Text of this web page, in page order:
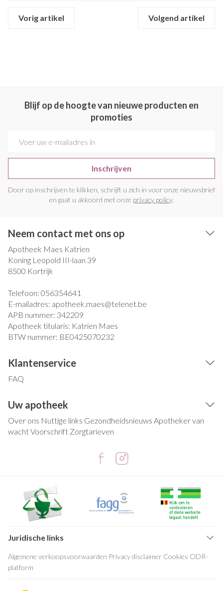
Vorig artikel Volgend artikel
Blijf op de hoogte van nieuwe producten en
promoties
Inschrijven
Door op inschrijven te klikken, schrijft u zich in voor onze nieuwsbrief
en gaat u akkoord met onze privacy policy.
Neem contact met ons op
Apotheek Maes Katrien
Koning Leopold III-laan 39
8500 Kortrijk
Telefoon: 056354641
E-mailadres: apotheek.maes@telenet.be
APB nummer: 342209
Apotheek titularis: Katrien Maes
BTW nummer: BE0425070232
Klantenservice
FAQ
Uw apotheek
Over ons Nuttige links Gezondheidsnieuws Apotheker van
wachtVoorschrift Zorgtarieven
Juridische links
Algemene verkoopsvoorwaarden Privacy disclaimer Cookies ODR-
platform